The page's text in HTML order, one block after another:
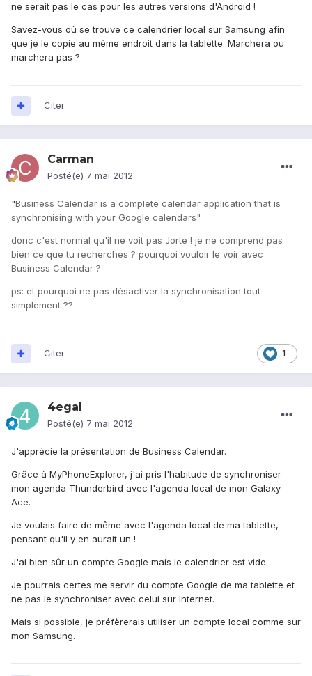
ne serait pas le cas pour les autres versions d'Android !
Savez-vous où se trouve ce calendrier local sur Samsung afin
que je le copie au même endroit dans la tablette. Marchera ou
marchera pas ?
Citer
Carman
Posté(e) 7 mai 2012
"Business Calendar is a complete calendar application that is
synchronising with your Google calendars"
donc c'est normal qu'il ne voit pas Jorte ! je ne comprend pas
bien ce que tu recherches ? pourquoi vouloir le voir avec
Business Calendar ?
ps: et pourquoi ne pas désactiver la synchronisation tout
simplement ??
1
Citer
4egal
Posté(e) 7 mai 2012
J'apprécie la présentation de Business Calendar.
Grâce à MyPhoneExplorer, j'ai pris l'habitude de synchroniser
mon agenda Thunderbird avec l'agenda local de mon Galaxy
Ace.
Je voulais faire de même avec l'agenda local de ma tablette,
pensant qu'il y en aurait un !
J'ai bien sûr un compte Google mais le calendrier est vide.
Je pourrais certes me servir du compte Google de ma tablette et
ne pas le synchroniser avec celui sur Internet.
Mais si possible, je préfèrerais utiliser un compte local comme sur
mon Samsung.